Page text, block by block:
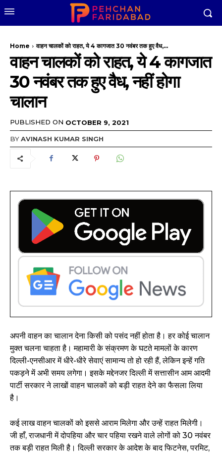
Home वाहन चालकों को राहत, ये 4 कागजात 30 नवंबर तक हुए वैध,...
वाहन चालकों को राहत, ये 4 कागजात
30 नवंबर तक हुए वैध, नहीं होगा
चालान
PUBLISHED ON OCTOBER 9, 2021
BYAVINASH KUMAR SINGH
अपनी वाहन का चालान देना किसी को पसंद नहीं होता है। हर कोई चालान
मुक्त चलना चाहता है। महामारी के संक्रमण के घटते मामलों के कारण
दिल्ली-एनसीआर में धीरे-धीरे सेवाएं सामान्य तो हो रही हैं, लेकिन इन्हें गति
पकड़ने में अभी समय लगेगा। इसके मद्देनजर दिल्ली में सत्तासीन आम आदमी
पार्टी सरकार ने लाखों वाहन चालकों को बड़ी राहत देने का फैसला लिया
है।
कई लाख वाहन चालकों को इससे आराम मिलेगा और उन्हें राहत मिलेगी।
जी हाँ, राजधानी में दोपहिया और चार पहिया रखने वाले लोगों को 30 नवंबर
तक बड़ी राहत मिली है। दिल्ली सरकार के आदेश के बाद फिटनेस, परमिट,